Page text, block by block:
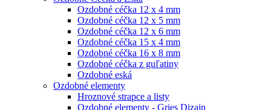
Ozdobné céčka 12 x 4 mm
Ozdobné céčka 12 x 5 mm
Ozdobné céčka 12 x 6 mm
Ozdobné céčka 15 x 4 mm
Ozdobné céčka 16 x 8 mm
Ozdobné céčka z guľatiny
Ozdobné eská
Ozdobné elementy
Hroznové strapce a listy
Ozdobné elementy - Gries Dizajn